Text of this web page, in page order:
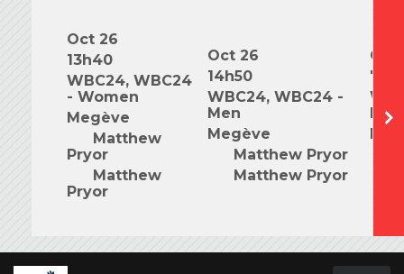
Oct 26
13h40
WBC24, WBC24
- Women
Megève
Matthew
Pryor
Matthew
Pryor
Oct 26
14h50
WBC24, WBC24 -
Men
Megève
Matthew Pryor
Matthew Pryor
Oct